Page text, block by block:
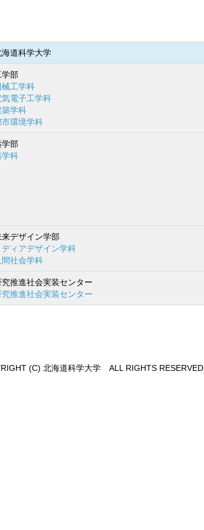
海道科学大学
学部
械工学科
気電子工学科
築学科
市環境学科
学部
学科
来デザイン学部
ディアデザイン学科
間社会学科
究推進社会実装センター
究推進社会実装センター
(C) 北海道科学大学 ALL RIGHTS RESERVED.